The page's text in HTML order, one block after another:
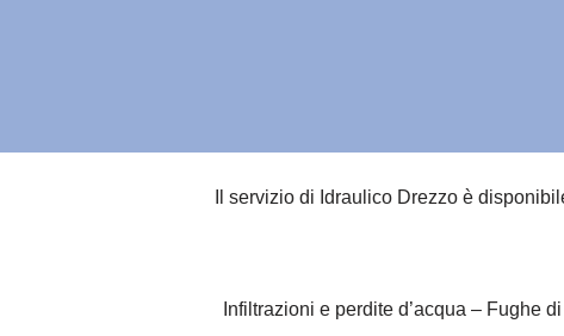
Il servizio di Idraulico Drezzo è
Infiltrazioni e perdite d’acqua – Fughe